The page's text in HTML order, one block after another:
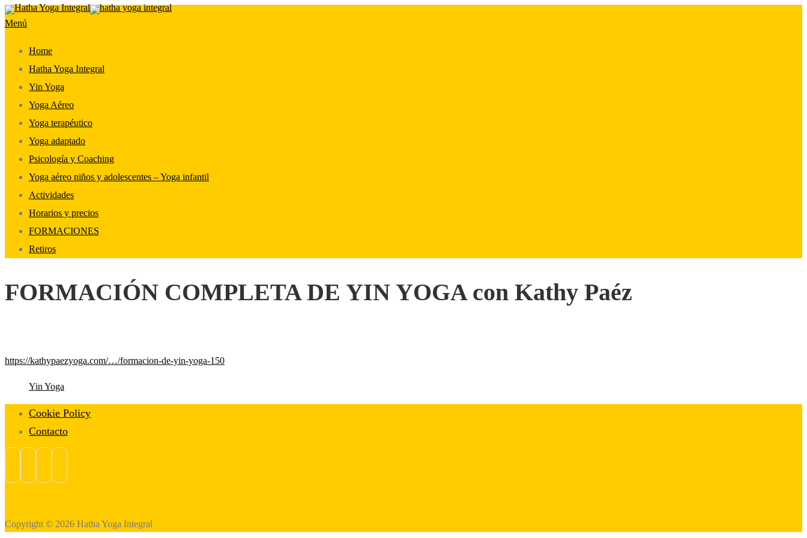
Saltar
al
Menú
Home
Hatha Yoga Integral
Yin Yoga
Yoga Aéreo
Yoga terapéutico
Yoga adaptado
Psicología y Coaching
Yoga aéreo niños y adolescentes – Yoga infantil
Actividades
Horarios y precios
FORMACIONES
Retiros
FORMACIÓN COMPLETA DE YIN YOGA con Kathy Paéz
https://kathypaezyoga.com/…/formacion-de-yin-yoga-150
Yin Yoga
Cookie Policy
Contacto
Copyright © 2026 Hatha Yoga Integral